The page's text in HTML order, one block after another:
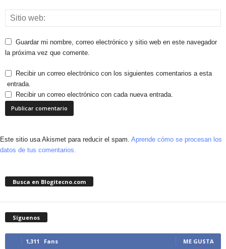
Guardar mi nombre, correo electrónico y sitio web en este navegador
la próxima vez que comente.
Recibir un correo electrónico con los siguientes comentarios a esta
entrada.
Recibir un correo electrónico con cada nueva entrada.
Este sitio usa Akismet para reducir el spam. Aprende cómo se procesan los
datos de tus comentarios.
Busca en Blogitecno.com
Síguenos
1,311 Fans ME GUSTA